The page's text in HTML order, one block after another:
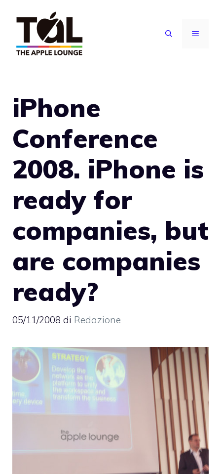
contenuto
MENU
iPhone
Conference
2008. iPhone is
ready for
companies, but
are companies
ready?
05/11/2008 di Redazione